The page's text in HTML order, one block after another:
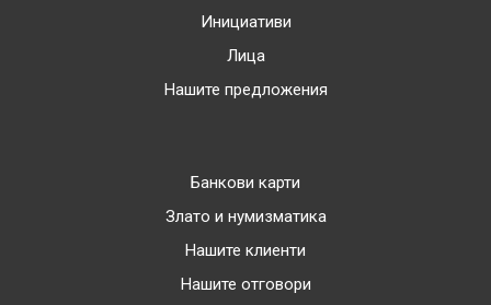
Инициативи
Лица
Нашите предложения
Банкови карти
Злато и нумизматика
Нашите клиенти
Нашите отговори